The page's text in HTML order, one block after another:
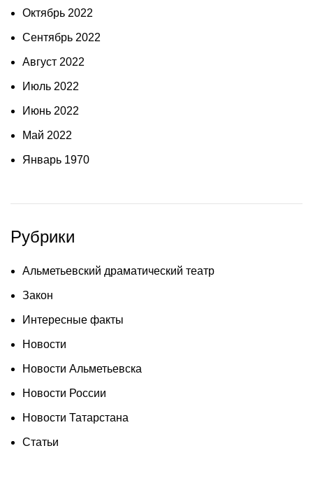
Октябрь 2022
Сентябрь 2022
Август 2022
Июль 2022
Июнь 2022
Май 2022
Январь 1970
Рубрики
Альметьевский драматический театр
Закон
Интересные факты
Новости
Новости Альметьевска
Новости России
Новости Татарстана
Статьи